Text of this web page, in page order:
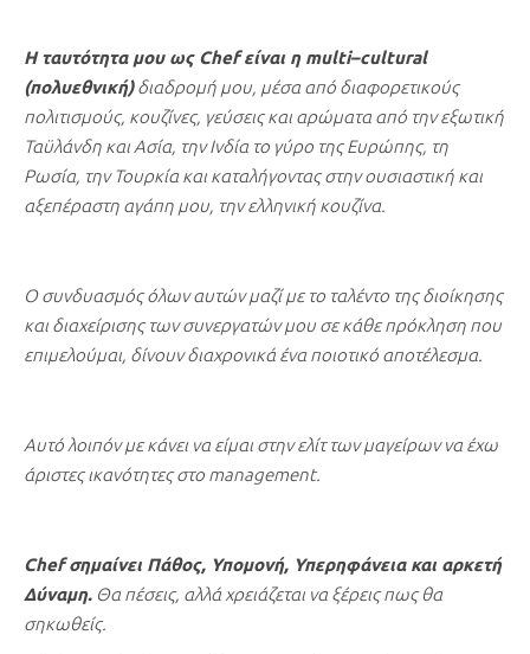
H ταυτότητα μου ως Chef είναι η multi–cultural
(πολυεθνική)διαδρομή μου, μέσα από διαφορετικούς
πολιτισμούς, κουζίνες, γεύσεις και αρώματα από την εξωτική
Ταϋλάνδη και Ασία, την Ινδία το γύρο της Ευρώπης, τη
Ρωσία, την Τουρκία και καταλήγοντας στην ουσιαστική και
αξεπέραστη αγάπη μου, την ελληνική κουζίνα.
Ο συνδυασμός όλων αυτών μαζί με το ταλέντο της διοίκησης
και διαχείρισης των συνεργατών μου σε κάθε πρόκληση που
επιμελούμαι, δίνουν διαχρονικά ένα ποιοτικό αποτέλεσμα.
Αυτό λοιπόν με κάνει να είμαι στην ελίτ των μαγείρων να έχω
άριστες ικανότητες στο management.
Chef σημαίνει Πάθος, Υπομονή, Υπερηφάνεια και αρκετή
Δύναμη. Θα πέσεις, αλλά χρειάζεται να ξέρεις πως θα
σηκωθείς.